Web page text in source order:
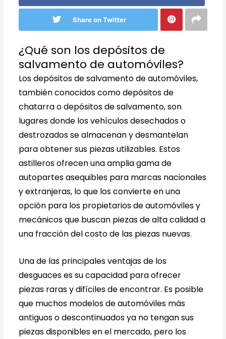
Share on Twitter
¿Qué son los depósitos de
salvamento de automóviles?
Los depósitos de salvamento de automóviles,
también conocidos como depósitos de
chatarra o depósitos de salvamento, son
lugares donde los vehículos desechados o
destrozados se almacenan y desmantelan
para obtener sus piezas utilizables. Estos
astilleros ofrecen una amplia gama de
autopartes asequibles para marcas nacionales
y extranjeras, lo que los convierte en una
opción para los propietarios de automóviles y
mecánicos que buscan piezas de alta calidad a
una fracción del costo de las piezas nuevas.
Una de las principales ventajas de los
desguaces es su capacidad para ofrecer
piezas raras y difíciles de encontrar. Es posible
que muchos modelos de automóviles más
antiguos o descontinuados ya no tengan sus
piezas disponibles en el mercado, pero los